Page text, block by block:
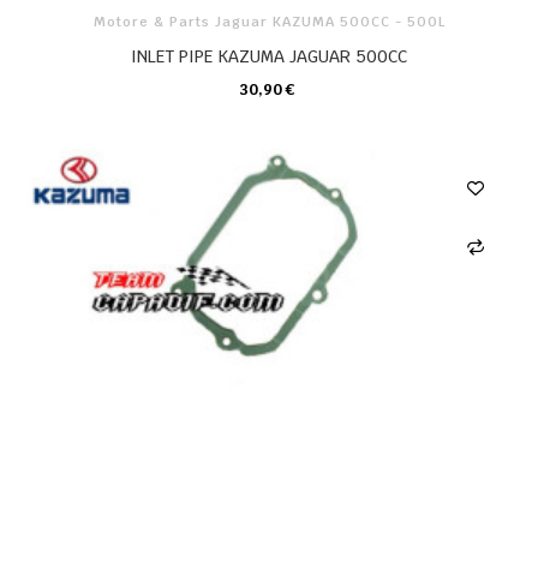
Motore & Parts Jaguar KAZUMA 500CC - 500L
INLET PIPE KAZUMA JAGUAR 500CC
30,90 €
CARRELLO